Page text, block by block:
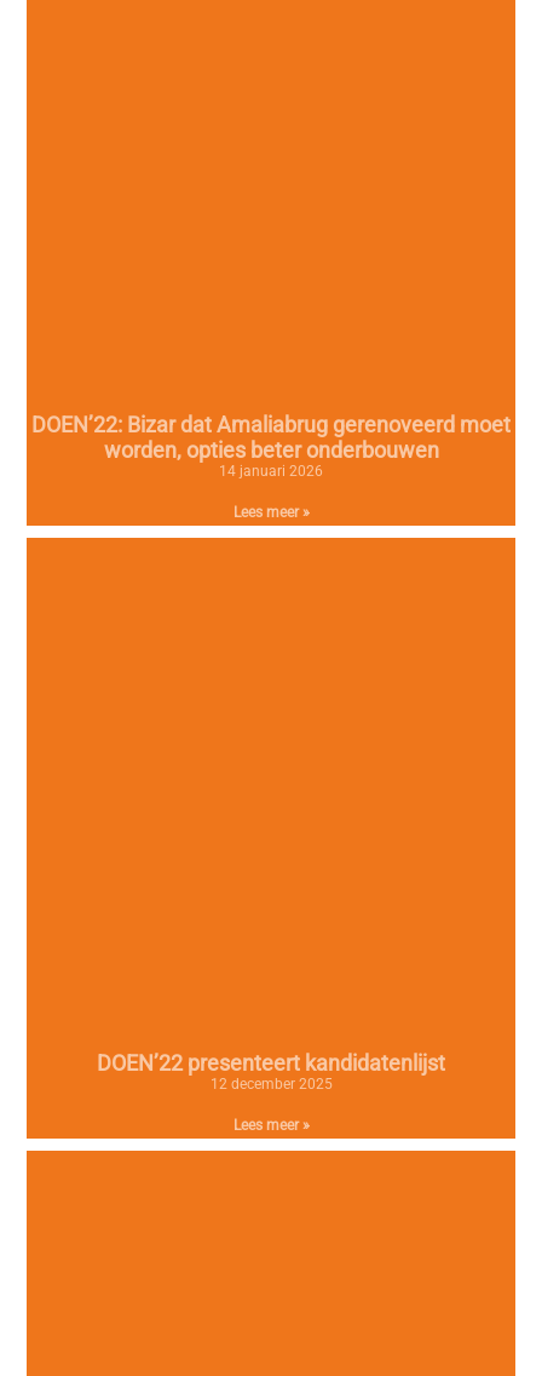
DOEN’22: Bizar dat Amaliabrug gerenoveerd moet
worden, opties beter onderbouwen
14 januari 2026
Lees meer »
DOEN’22 presenteert kandidatenlijst
12 december 2025
Lees meer »